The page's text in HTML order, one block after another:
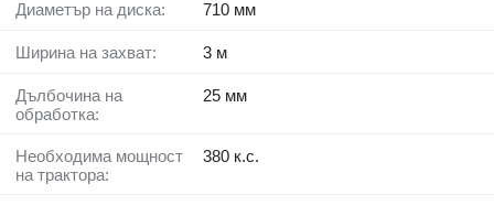
Диаметър на диска: 710 мм
Ширина на захват: 3 м
Дълбочина на
обработка:
25 мм
Необходима мощност
на трактора:
380 к.с.